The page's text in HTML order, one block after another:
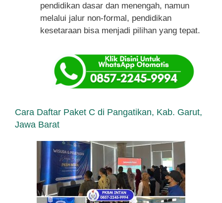
pendidikan dasar dan menengah, namun
melalui jalur non-formal, pendidikan
kesetaraan bisa menjadi pilihan yang tepat.
Cara Daftar Paket C di Pangatikan, Kab. Garut,
Jawa Barat